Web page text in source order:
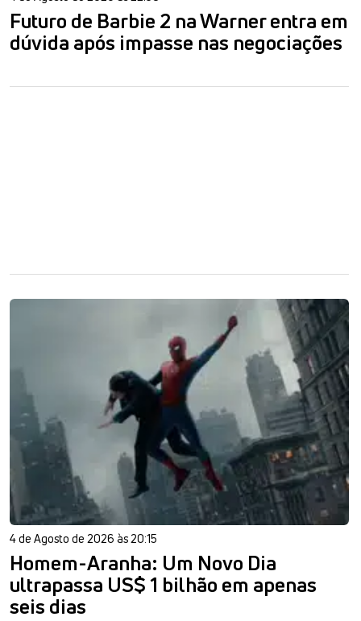
Futuro de Barbie 2 na Warner entra em
dúvida após impasse nas negociações
4 de Agosto de 2026 às 20:15
Homem-Aranha: Um Novo Dia
ultrapassa US$ 1 bilhão em apenas
seis dias